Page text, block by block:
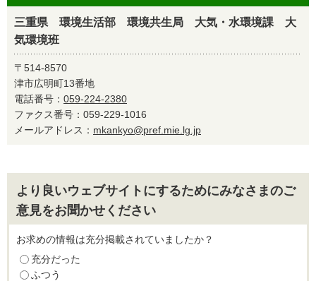
三重県 環境生活部 環境共生局 大気・水環境課 大
気環境班
〒514-8570
津市広明町13番地
電話番号： 059-224-2380
ファクス番号：059-229-1016
メールアドレス： mkankyo@pref.mie.lg.jp
より良いウェブサイトにするためにみなさまのご
意見をお聞かせください
お求めの情報は充分掲載されていましたか？
充分だった
ふつう